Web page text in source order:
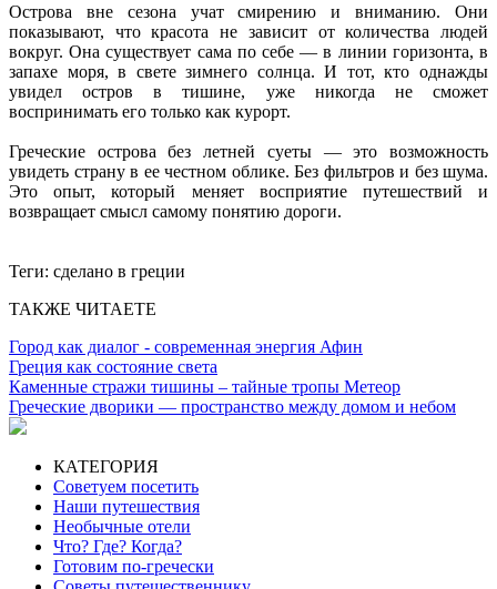
Острова вне сезона учат смирению и вниманию. Они
показывают, что красота не зависит от количества людей
вокруг. Она существует сама по себе — в линии горизонта, в
запахе моря, в свете зимнего солнца. И тот, кто однажды
увидел остров в тишине, уже никогда не сможет
воспринимать его только как курорт.
Греческие острова без летней суеты — это возможность
увидеть страну в ее честном облике. Без фильтров и без шума.
Это опыт, который меняет восприятие путешествий и
возвращает смысл самому понятию дороги.
Теги: сделано в греции
ТАКЖЕ ЧИТАЕТЕ
Город как диалог - современная энергия Афин
Греция как состояние света
Каменные стражи тишины – тайные тропы Метеор
Греческие дворики — пространство между домом и небом
КАТЕГОРИЯ
Советуем посетить
Наши путешествия
Необычные отели
Что? Где? Когда?
Готовим по-гречески